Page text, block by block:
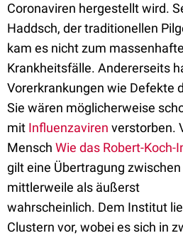
Coronaviren hergestellt wird.
Haddsch, der traditionellen
kam es nicht zum
Krankheitsfälle. Andererseits
Vorerkrankungen wie Defekte
Sie wären möglicherweise
mit Influenzaviren verstorben.
Mensch Wie das Robert-
gilt eine Übertragung
mittlerweile als äußerst
wahrscheinlich. Dem Institut
Clustern vor, wobei es sich in